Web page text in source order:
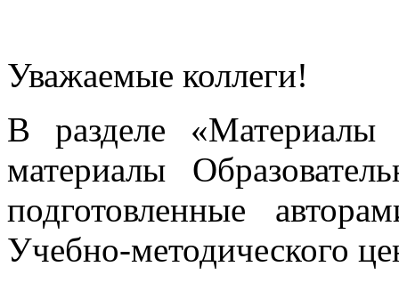
Уважаемые коллеги!
В разделе «Материалы
материалы
подготовленные
Учебно-методического